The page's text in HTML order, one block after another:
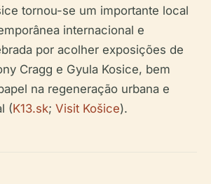
tornou-se um importante local
internacional e
por acolher exposições de
Cragg e Gyula Kosice, bem
na regeneração urbana e
(K13.sk; Visit Košice).